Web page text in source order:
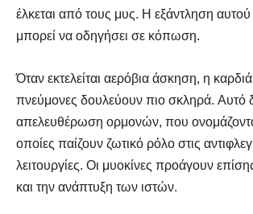
έλκεται από τους μυς. Η εξάντληση
μπορεί να οδηγήσει σε κόπωση.
Όταν εκτελείται αερόβια άσκηση, η καρδιά
πνεύμονες δουλεύουν πιο σκληρά. Αυτό
απελευθέρωση ορμονών, που
οποίες παίζουν ζωτικό ρόλο στις
λειτουργίες. Οι μυοκίνες προάγουν
και την ανάπτυξη των ιστών.